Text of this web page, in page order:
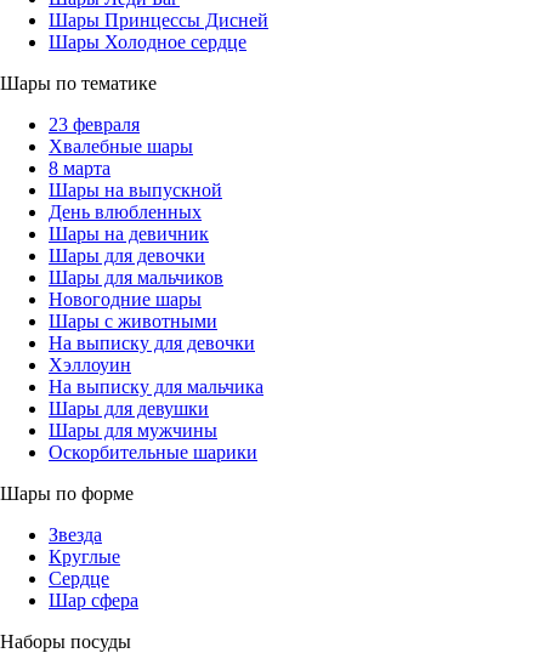
Шары Принцессы Дисней
Шары Холодное сердце
Шары по тематике
23 февраля
Хвалебные шары
8 марта
Шары на выпускной
День влюбленных
Шары на девичник
Шары для девочки
Шары для мальчиков
Новогодние шары
Шары с животными
На выписку для девочки
Хэллоуин
На выписку для мальчика
Шары для девушки
Шары для мужчины
Оскорбительные шарики
Шары по форме
Звезда
Круглые
Сердце
Шар сфера
Наборы посуды